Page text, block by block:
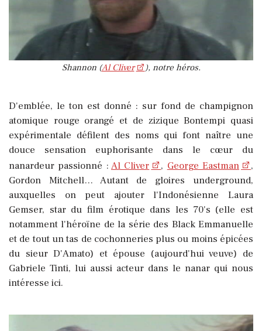
Shannon (Al Cliver ), notre héros.
D'emblée, le ton est donné : sur fond de champignon
atomique rouge orangé et de zizique Bontempi quasi
expérimentale défilent des noms qui font naître une
douce sensation euphorisante dans le cœur du
nanardeur passionné : Al Cliver , George Eastman
,
Gordon Mitchell… Autant de gloires underground,
auxquelles on peut ajouter l'Indonésienne Laura
Gemser, star du film érotique dans les 70's (elle est
notamment l'héroïne de la série des Black Emmanuelle
et de tout un tas de cochonneries plus ou moins épicées
du sieur D'Amato) et épouse (aujourd'hui veuve) de
Gabriele Tinti, lui aussi acteur dans le nanar qui nous
intéresse ici.